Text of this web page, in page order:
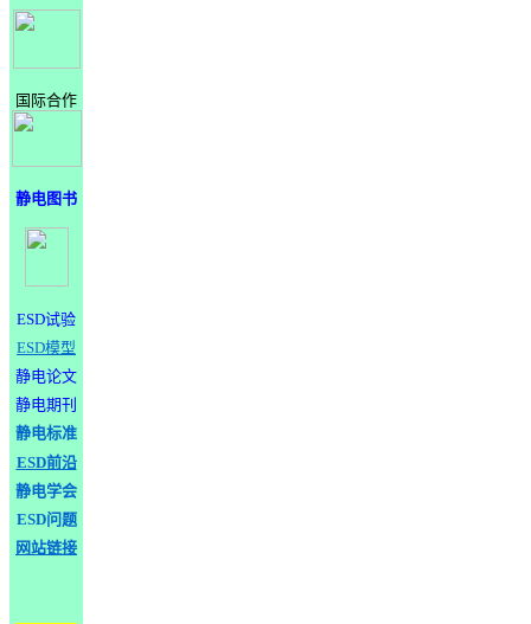
国际合作
静电图书
ESD试验
ESD模型
静电论文
静电期刊
静电标准
ESD前沿
静电学会
ESD问题
网站链接